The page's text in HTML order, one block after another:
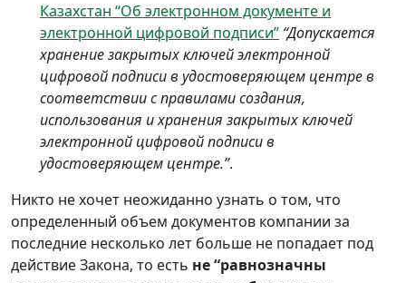
Казахстан “Об электронном документе и
электронной цифровой подписи” “Допускается
хранение закрытых ключей электронной
цифровой подписи в удостоверяющем центре в
соответствии с правилами создания,
использования и хранения закрытых ключей
электронной цифровой подписи в
удостоверяющем центре.”.
Никто не хочет неожиданно узнать о том, что
определенный объем документов компании за
последние несколько лет больше не попадает под
действие Закона, то есть не “равнозначны